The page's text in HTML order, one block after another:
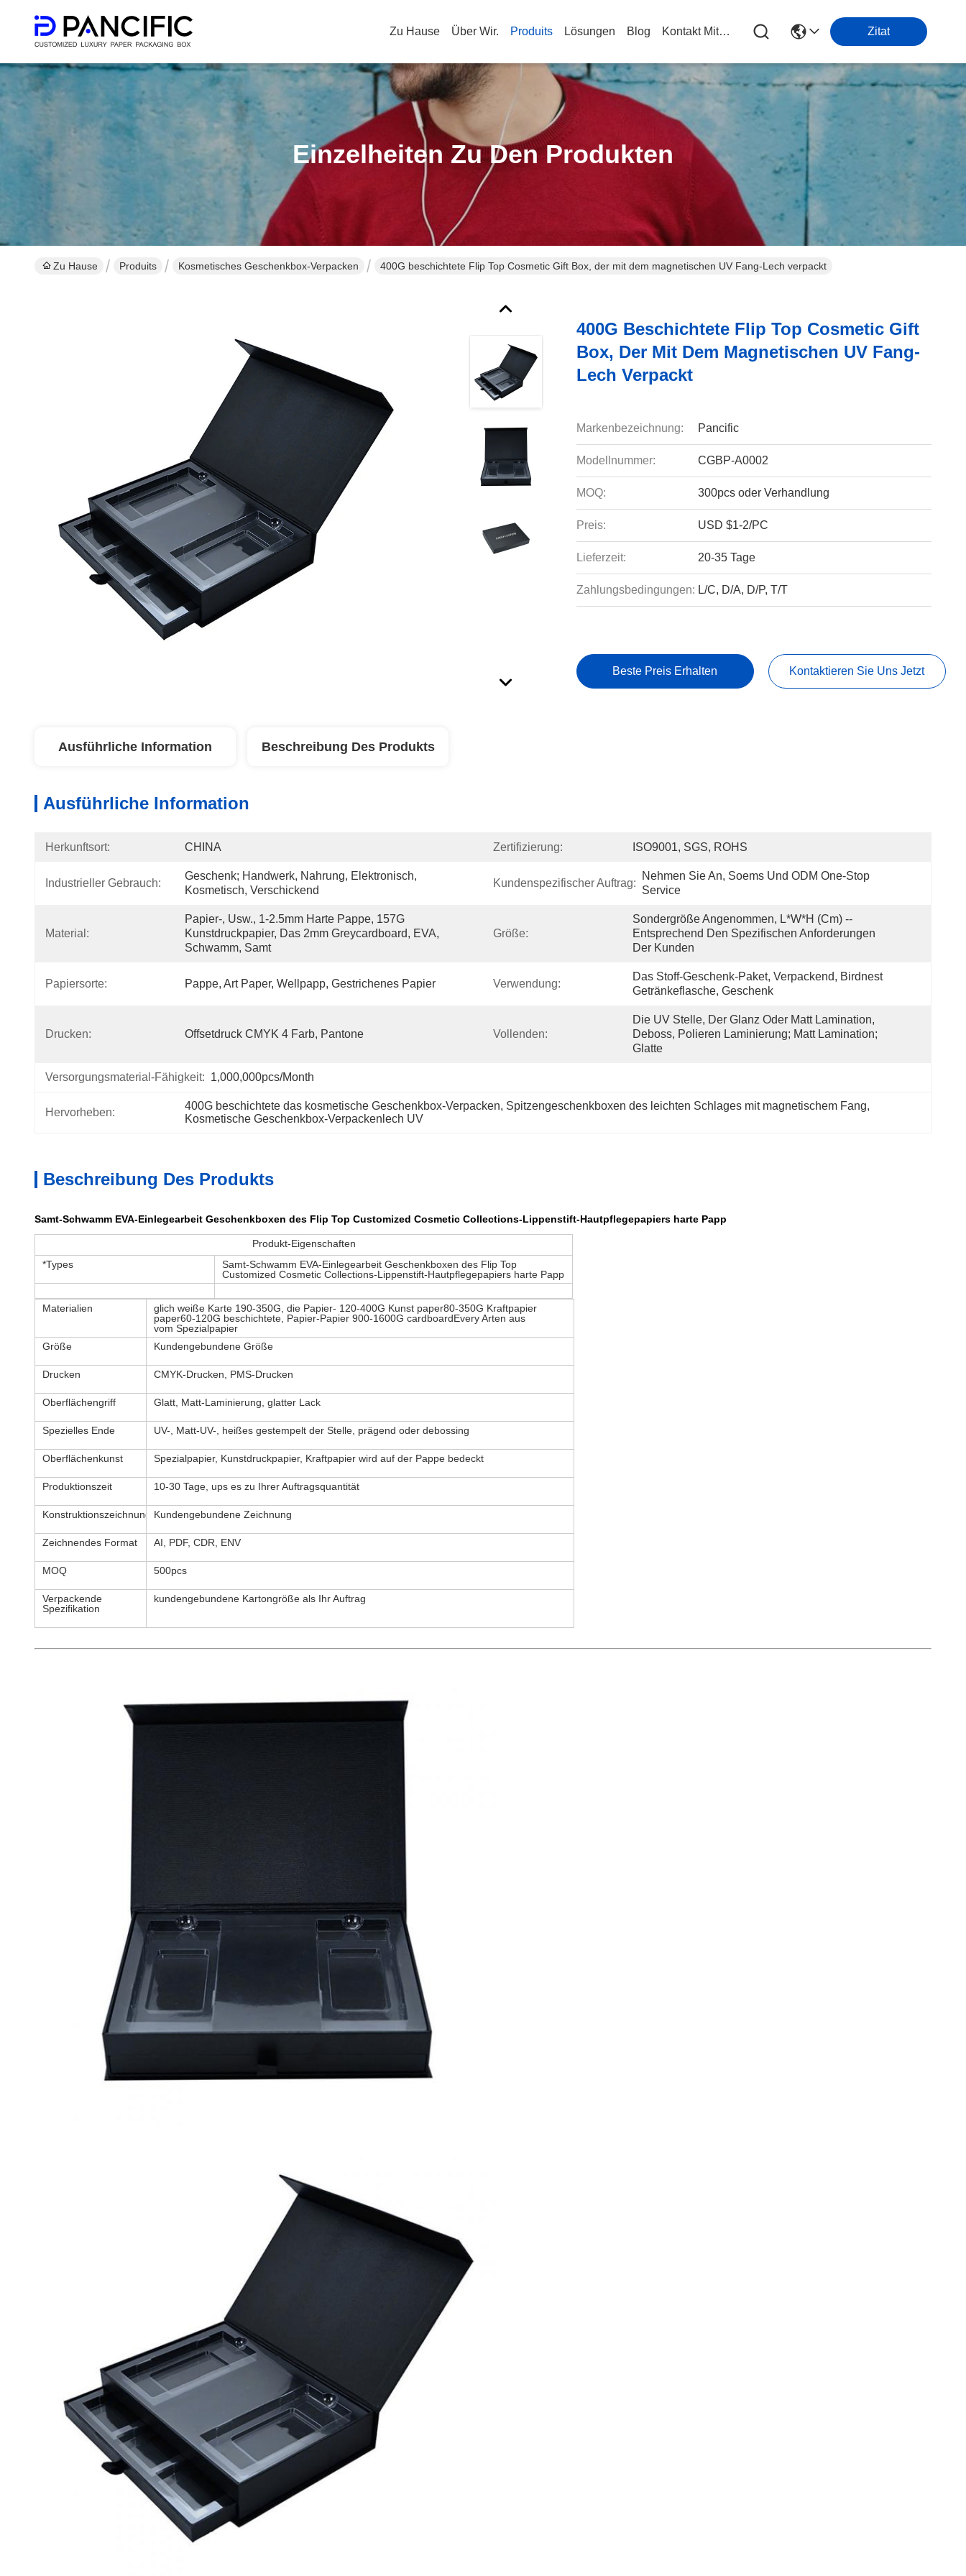
Zu Hause Über Wir. Produits Lösungen Blog Kontakt Mit Uns Zitat
Einzelheiten Zu Den Produkten
Zu Hause Produits Kosmetisches Geschenkbox-Verpacken 400G beschichtete Flip Top Cosmetic Gift Box, der mit dem magnetischen UV Fang-Lech verpackt
400G Beschichtete Flip Top Cosmetic Gift
Box, Der Mit Dem Magnetischen UV Fang-
Lech Verpackt
Markenbezeichnung: Pancific
Modellnummer: CGBP-A0002
MOQ: 300pcs oder Verhandlung
Preis: USD $1-2/PC
Lieferzeit: 20-35 Tage
Zahlungsbedingungen: L/C, D/A, D/P, T/T
Beste Preis Erhalten Kontaktieren Sie Uns Jetzt
Ausführliche Information Beschreibung Des Produkts
Ausführliche Information
Herkunftsort: CHINA Zertifizierung: ISO9001, SGS, ROHS
Industrieller Gebrauch:
Geschenk; Handwerk, Nahrung, Elektronisch,
Kosmetisch, Verschickend
Kundenspezifischer Auftrag:
Nehmen Sie An, Soems Und ODM One-Stop
Service
Material:
Papier-, Usw., 1-2.5mm Harte Pappe, 157G
Kunstdruckpapier, Das 2mm Greycardboard, EVA,
Schwamm, Samt
Größe:
Sondergröße Angenommen, L*W*H (cm) --
Entsprechend Den Spezifischen Anforderungen
Der Kunden
Papiersorte: Pappe, Art Paper, Wellpapp, Gestrichenes Papier Verwendung:
Das Stoff-Geschenk-Paket, Verpackend, Birdnest
Getränkeflasche, Geschenk
Drucken: Offsetdruck CMYK 4 Farb, Pantone Vollenden:
Die UV Stelle, Der Glanz Oder Matt Lamination,
Deboss, Polieren Laminierung; Matt Lamination;
Glatte
Versorgungsmaterial-Fähigkeit: 1,000,000pcs/month
Hervorheben:
400G beschichtete das kosmetische Geschenkbox-Verpacken, Spitzengeschenkboxen des leichten Schlages mit magnetischem Fang,
Kosmetische Geschenkbox-Verpackenlech UV
Beschreibung Des Produkts
Samt-Schwamm EVA-Einlegearbeit Geschenkboxen des Flip Top Customized Cosmetic Collections-Lippenstift-Hautpflegepapiers harte Papp
Produkt-Eigenschaften
*Types
Samt-Schwamm EVA-Einlegearbeit Geschenkboxen des Flip Top
Customized Cosmetic Collections-Lippenstift-Hautpflegepapiers harte Papp
Materialien
glich weiße Karte 190-350G, die Papier- 120-400G Kunst paper80-350G Kraftpapier
paper60-120G beschichtete, Papier-Papier 900-1600G cardboardEvery Arten aus
vom Spezialpapier
Größe
Kundengebundene Größe
Drucken CMYK-Drucken, PMS-Drucken
Oberflächengriff Glatt, Matt-Laminierung, glatter Lack
Spezielles Ende UV-, Matt-UV-, heißes gestempelt der Stelle, prägend oder debossing
Oberflächenkunst Spezialpapier, Kunstdruckpapier, Kraftpapier wird auf der Pappe bedeckt
Produktionszeit 10-30 Tage, ups es zu Ihrer Auftragsquantität
Konstruktionszeichnung Kundengebundene Zeichnung
Zeichnendes Format AI, PDF, CDR, ENV
MOQ 500pcs
Verpackende
Spezifikation
kundengebundene Kartongröße als Ihr Auftrag